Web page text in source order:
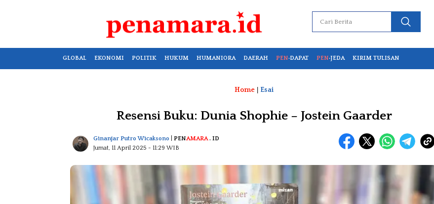
GLOBAL EKONOMI POLITIK HUKUM HUMANIORA DAERAH PEN·DAPAT PEN·JEDA KIRIM TULISAN
Home Esai
Resensi Buku: Dunia Shophie – Jostein Gaarder
Ginanjar Putro Wicaksono PENAMARA. ID
Jumat, 11 April 2025 - 11:29 WIB